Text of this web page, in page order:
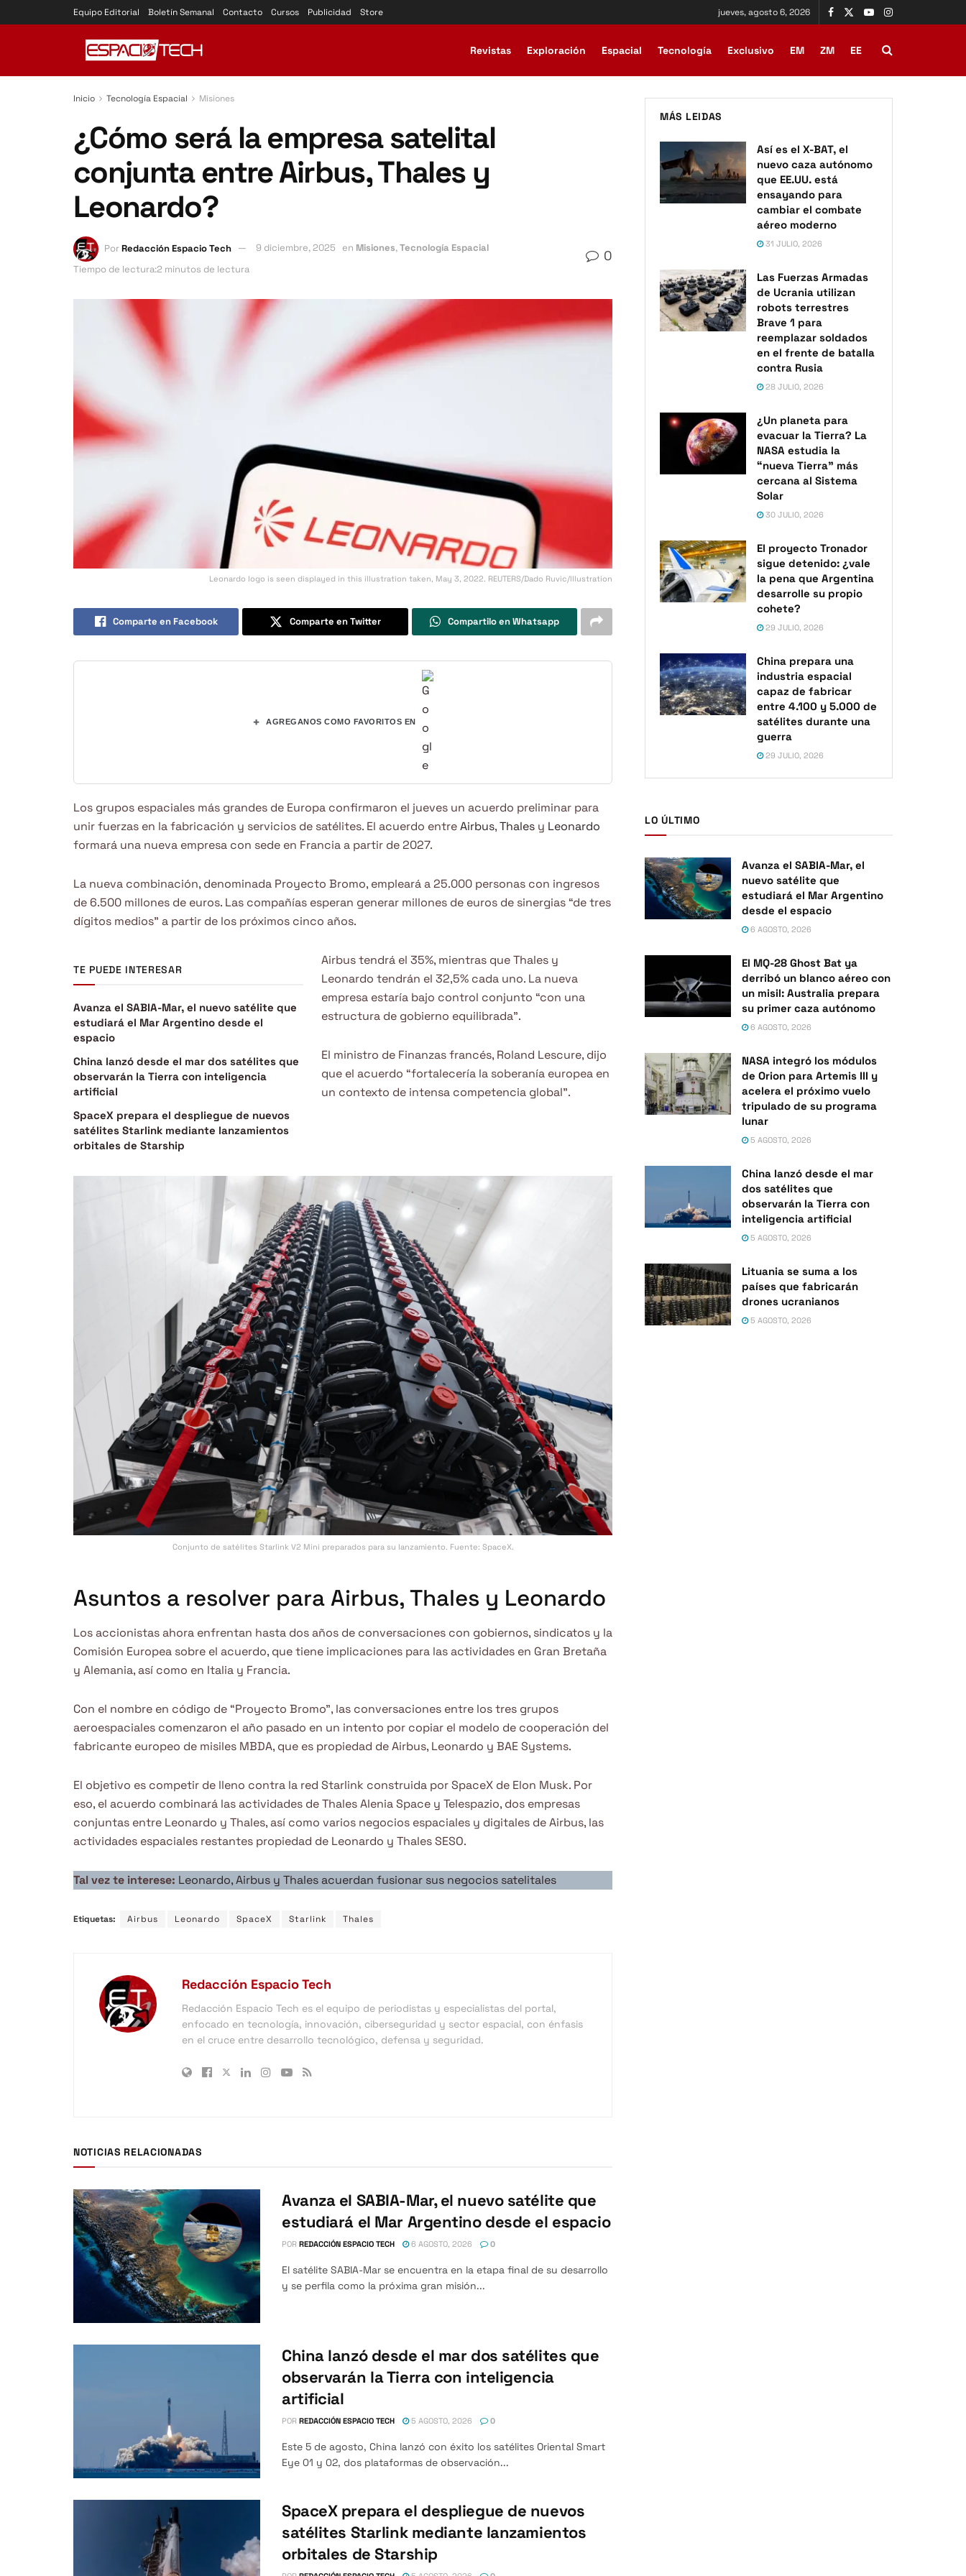
Equipo Editorial Boletín Semanal Contacto Cursos Publicidad Store jueves, agosto 6, 2026
Revistas Exploración Espacial Tecnología Exclusivo EM ZM EE
Inicio Tecnología Espacial Misiones
¿Cómo será la empresa satelital
conjunta entre Airbus, Thales y
Leonardo?
PorRedacción Espacio Tech 9 diciembre, 2025 en Misiones,Tecnología Espacial
Tiempo de lectura:2 minutos de lectura
0
Leonardo logo is seen displayed in this illustration taken, May 3, 2022. REUTERS/Dado Ruvic/Illustration
Comparte en Facebook Comparte en Twitter Compartilo en Whatsapp
+ AGREGANOS COMO FAVORITOS EN
Los grupos espaciales más grandes de Europa confirmaron el jueves un acuerdo preliminar para
unir fuerzas en la fabricación y servicios de satélites. El acuerdo entreAirbus,Thales y Leonardo
formará una nueva empresa con sede en Francia a partir de 2027.
La nueva combinación, denominada Proyecto Bromo, empleará a 25.000 personas con ingresos
de 6.500 millones de euros. Las compañías esperan generar millones de euros de sinergias “de tres
dígitos medios” a partir de los próximos cinco años.
TE PUEDE INTERESAR
Avanza el SABIA-Mar, el nuevo satélite que
estudiará el Mar Argentino desde el
espacio
China lanzó desde el mar dos satélites que
observarán la Tierra con inteligencia
artificial
SpaceX prepara el despliegue de nuevos
satélites Starlink mediante lanzamientos
orbitales de Starship
Airbus tendrá el 35%, mientras que Thales y
Leonardo tendrán el 32,5% cada uno. La nueva
empresa estaría bajo control conjunto “con una
estructura de gobierno equilibrada”.
El ministro de Finanzas francés, Roland Lescure, dijo
que el acuerdo “fortalecería la soberanía europea en
un contexto de intensa competencia global”.
Conjunto de satélites Starlink V2 Mini preparados para su lanzamiento. Fuente: SpaceX.
Asuntos a resolver para Airbus, Thales y Leonardo
Los accionistas ahora enfrentan hasta dos años de conversaciones con gobiernos, sindicatos y la
Comisión Europea sobre el acuerdo, que tiene implicaciones para las actividades en Gran Bretaña
y Alemania, así como en Italia y Francia.
Con el nombre en código de “Proyecto Bromo”, las conversaciones entre los tres grupos
aeroespaciales comenzaron el año pasado en un intento por copiar el modelo de cooperación del
fabricante europeo de misiles MBDA, que es propiedad de Airbus, Leonardo y BAE Systems.
El objetivo es competir de lleno contra la red Starlink construida por SpaceX de Elon Musk. Por
eso, el acuerdo combinará las actividades de Thales Alenia Space y Telespazio, dos empresas
conjuntas entre Leonardo y Thales, así como varios negocios espaciales y digitales de Airbus, las
actividades espaciales restantes propiedad de Leonardo y Thales SESO.
Tal vez te interese: Leonardo, Airbus y Thales acuerdan fusionar sus negocios satelitales
Etiquetas: Airbus Leonardo SpaceX Starlink Thales
Redacción Espacio Tech
Redacción Espacio Tech es el equipo de periodistas y especialistas del portal,
enfocado en tecnología, innovación, ciberseguridad y sector espacial, con énfasis
en el cruce entre desarrollo tecnológico, defensa y seguridad.
NOTICIAS RELACIONADAS
Avanza el SABIA-Mar, el nuevo satélite que
estudiará el Mar Argentino desde el espacio
POR REDACCIÓN ESPACIO TECH 6 AGOSTO, 2026 0
El satélite SABIA-Mar se encuentra en la etapa final de su desarrollo
y se perfila como la próxima gran misión...
China lanzó desde el mar dos satélites que
observarán la Tierra con inteligencia
artificial
POR REDACCIÓN ESPACIO TECH 5 AGOSTO, 2026 0
Este 5 de agosto, China lanzó con éxito los satélites Oriental Smart
Eye 01 y 02, dos plataformas de observación...
SpaceX prepara el despliegue de nuevos
satélites Starlink mediante lanzamientos
orbitales de Starship
MÁS LEIDAS
Así es el X-BAT, el
nuevo caza autónomo
que EE.UU. está
ensayando para
cambiar el combate
aéreo moderno
31 JULIO, 2026
Las Fuerzas Armadas
de Ucrania utilizan
robots terrestres
Brave 1 para
reemplazar soldados
en el frente de batalla
contra Rusia
28 JULIO, 2026
¿Un planeta para
evacuar la Tierra? La
NASA estudia la
“nueva Tierra” más
cercana al Sistema
Solar
30 JULIO, 2026
El proyecto Tronador
sigue detenido: ¿vale
la pena que Argentina
desarrolle su propio
cohete?
29 JULIO, 2026
China prepara una
industria espacial
capaz de fabricar
entre 4.100 y 5.000 de
satélites durante una
guerra
29 JULIO, 2026
LO ÚLTIMO
Avanza el SABIA-Mar, el
nuevo satélite que
estudiará el Mar Argentino
desde el espacio
6 AGOSTO, 2026
El MQ-28 Ghost Bat ya
derribó un blanco aéreo con
un misil: Australia prepara
su primer caza autónomo
6 AGOSTO, 2026
NASA integró los módulos
de Orion para Artemis III y
acelera el próximo vuelo
tripulado de su programa
lunar
5 AGOSTO, 2026
China lanzó desde el mar
dos satélites que
observarán la Tierra con
inteligencia artificial
5 AGOSTO, 2026
Lituania se suma a los
países que fabricarán
drones ucranianos
5 AGOSTO, 2026